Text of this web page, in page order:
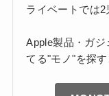
ライベートでは2
Apple製品・ガ
てる"モノ"を探す